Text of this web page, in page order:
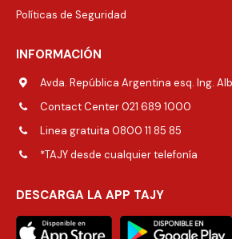
Políticas de Seguridad
INFORMACIÓN
Avda. República Argentina esq. Ing.
Contact Center 021 689 1000
Linea gratuita 0800 11 85 85
*TAJY desde cualquier telefonía
DESCARGA LA APP TAJY